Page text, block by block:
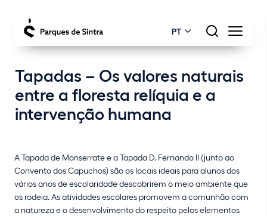
PT
Tapadas – Os valores naturais
entre a floresta relíquia e a
intervenção humana
A Tapada de Monserrate e a Tapada D. Fernando II (junto ao
Convento dos Capuchos) são os locais ideais para alunos dos
vários anos de escolaridade descobrirem o meio ambiente que
os rodeia. As atividades escolares promovem a comunhão com
a natureza e o desenvolvimento do respeito pelos elementos